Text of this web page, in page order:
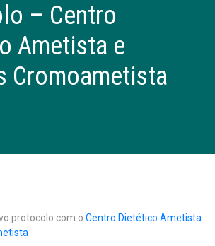
– Centro
Ametista e
Cromoametista
protocolo com o Centro Dietético Ametista